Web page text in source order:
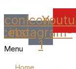
Icon-Icon-
instagram-
1
Menu
Home